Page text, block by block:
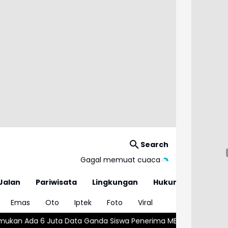
Search
Gagal memuat cuaca
Pariwisata Lingkungan
Hukum
Emas
Oto Iptek Foto
Viral
Siswa Penerima MBG
Wajar atau Bahaya? , Kenali 5